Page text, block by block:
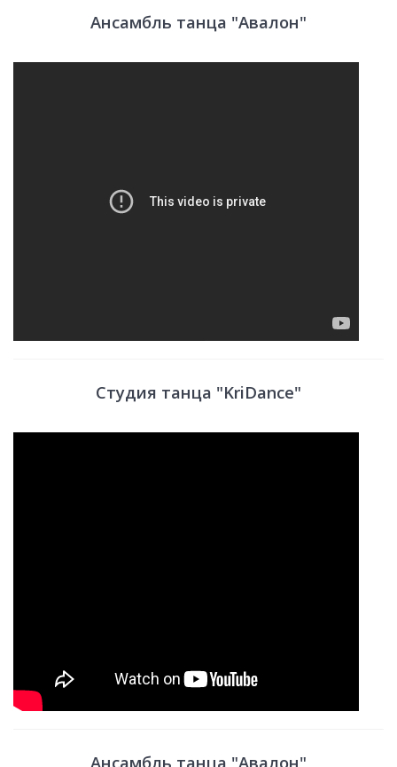
Ансамбль танца "Авалон"
Студия танца "KriDance"
Ансамбль танца "Авалон"